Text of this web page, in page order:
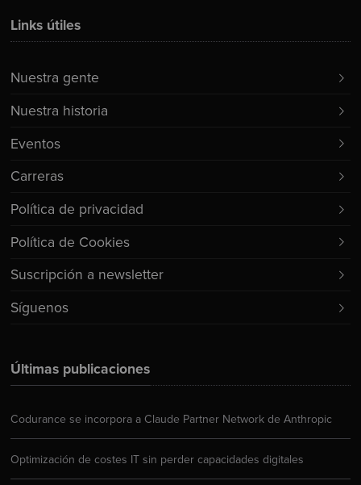
Últimas publicaciones
Codurance se incorpora a Claude Partner Network de Anthropic
Optimización de costes IT sin perder capacidades digitales
Links útiles
Nuestra gente
Nuestra historia
Eventos
Carreras
Política de privacidad
Política de Cookies
Suscripción a newsletter
Síguenos